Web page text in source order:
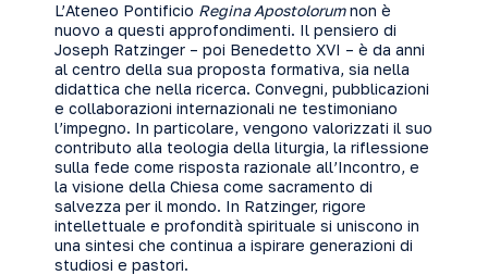
L’Ateneo Pontificio Regina Apostolorumnon è
nuovo a questi approfondimenti. Il pensiero di
Joseph Ratzinger – poi Benedetto XVI – è da anni
al centro della sua proposta formativa, sia nella
didattica che nella ricerca. Convegni, pubblicazioni
e collaborazioni internazionali ne testimoniano
l’impegno. In particolare, vengono valorizzati il suo
contributo alla teologia della liturgia, la riflessione
sulla fede come risposta razionale all’Incontro, e
la visione della Chiesa come sacramento di
salvezza per il mondo. In Ratzinger, rigore
intellettuale e profondità spirituale si uniscono in
una sintesi che continua a ispirare generazioni di
studiosi e pastori.